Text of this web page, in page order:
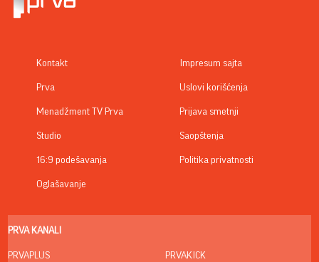
Kontakt
Prva
Menadžment TV Prva
Studio
16:9 podešavanja
Oglašavanje
Impresum sajta
Uslovi korišćenja
Prijava smetnji
Saopštenja
Politika privatnosti
PRVA KANALI
PRVAPLUS PRVAKICK